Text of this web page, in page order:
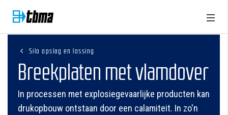
Silo opslag en lossing
Breekplaten met vlamdover
In processen met explosiegevaarlijke producten kan
drukopbouw ontstaan door een calamiteit. In zo'n